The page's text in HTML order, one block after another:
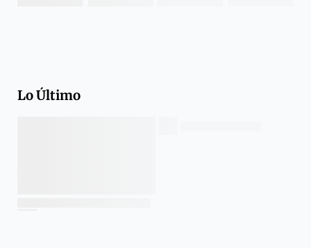
Lo Último